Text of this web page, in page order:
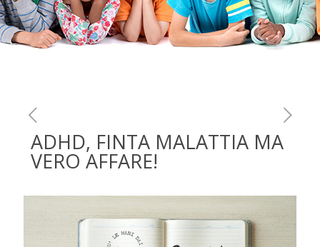
ADHD, FINTA MALATTIA MA
VERO AFFARE!